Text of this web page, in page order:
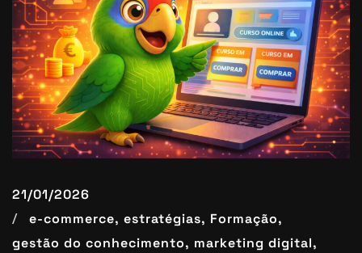
21/01/2026
e-commerce, estratégias, Formação,
gestão do conhecimento, marketing digital,